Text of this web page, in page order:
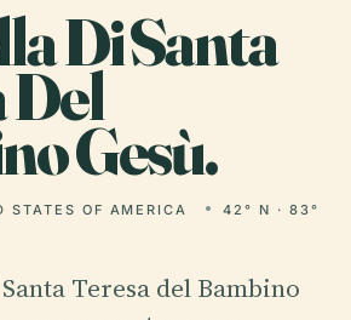
Di Santa
Del
Gesù.
STATES OF AMERICA
42° N · 83°
Teresa del Bambino